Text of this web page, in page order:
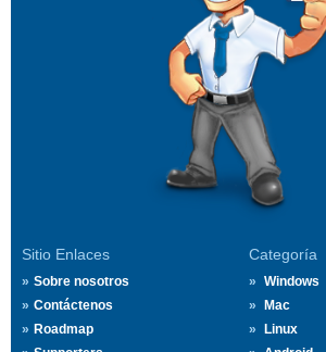
Sitio Enlaces
Sobre nosotros
Contáctenos
Roadmap
Categoría
Windows
Mac
Linux